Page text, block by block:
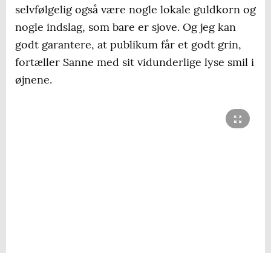
selvfølgelig også være nogle lokale guldkorn og
nogle indslag, som bare er sjove. Og jeg kan
godt garantere, at publikum får et godt grin,
fortæller Sanne med sit vidunderlige lyse smil i
øjnene.